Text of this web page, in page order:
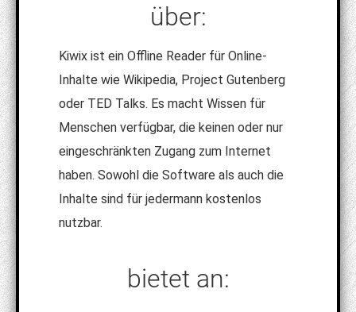
über:
Kiwix ist ein Offline Reader für Online-
Inhalte wie Wikipedia, Project Gutenberg
oder TED Talks. Es macht Wissen für
Menschen verfügbar, die keinen oder nur
eingeschränkten Zugang zum Internet
haben. Sowohl die Software als auch die
Inhalte sind für jedermann kostenlos
nutzbar.
bietet an: